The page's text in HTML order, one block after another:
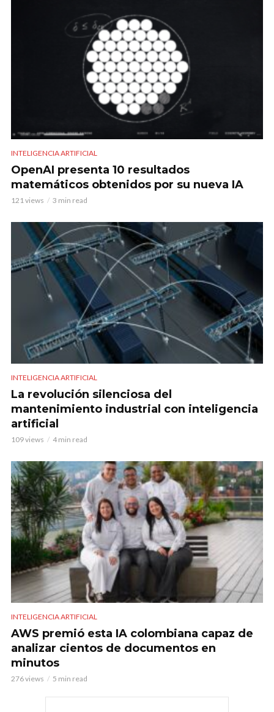
INTELIGENCIA ARTIFICIAL
OpenAI presenta 10 resultados
matemáticos obtenidos por su nueva IA
121 views 3 min read
INTELIGENCIA ARTIFICIAL
La revolución silenciosa del
mantenimiento industrial con inteligencia
artificial
109 views 4 min read
INTELIGENCIA ARTIFICIAL
AWS premió esta IA colombiana capaz de
analizar cientos de documentos en
minutos
276 views 5 min read